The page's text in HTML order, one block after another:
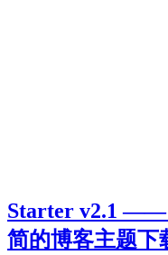
Starter v2.1 ——
简的博客主题下